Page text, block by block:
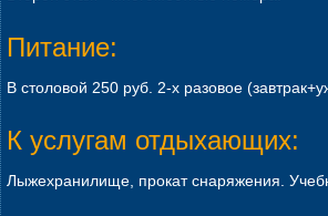
Питание:
В столовой 250 руб. 2-х разовое
К услугам отдыхающих:
Лыжехранилище, прокат снаряжения.